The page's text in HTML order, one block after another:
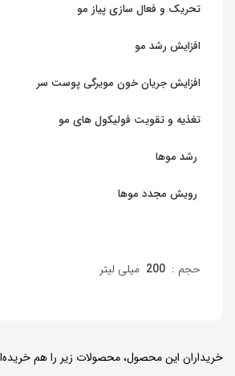
تحریک و فعال سازی پیاز مو
افزایش رشد مو
افزایش جریان خون مویرگی پوست سر
تغذیه و تقویت فولیکول های مو
رشد موها
رویش مجدد موها
حجم : 200 میلی لیتر
خریداران این محصول، محصولات زیر را هم